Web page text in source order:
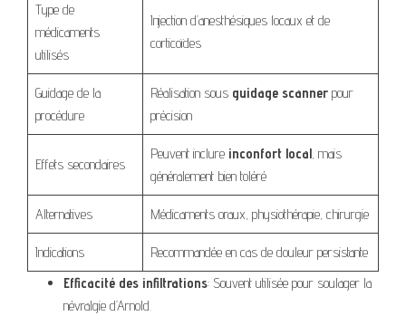
Type de
médicaments
utilisés
Injection d’anesthésiques locaux et de
corticoïdes
Guidage de la
procédure
Réalisation sous guidage scanner pour
précision
Effets secondaires
Peuvent inclure inconfort local, mais
généralement bien toléré
Alternatives Médicaments oraux, physiothérapie, chirurgie
Indications
Recommandée en cas de douleur persistante
Efficacité des infiltrations: Souvent utilisée pour soulager la
névralgie d’Arnold.